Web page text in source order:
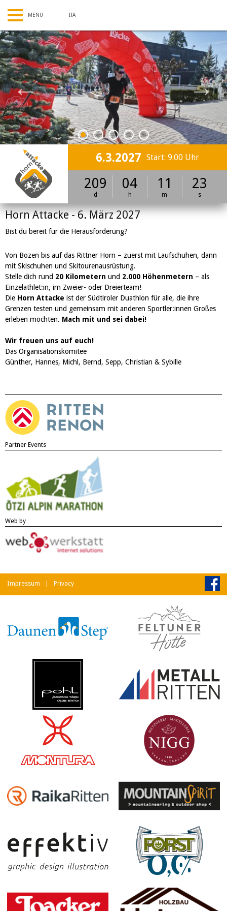
ITA
1 2 3 4 5
6.3.2027 Start: 9.00 Uhr
209
d
04
h
11
m
23
s
Horn Attacke - 6. März 2027
Bist du bereit für die Herausforderung?
Von Bozen bis auf das Rittner Horn – zuerst mit Laufschuhen, dann
mit Skischuhen und Skitourenausrüstung.
Stelle dich rund 20 Kilometern und 2.000 Höhenmetern – als
Einzelathlet:in, im Zweier- oder Dreierteam!
Die Horn Attacke ist der Südtiroler Duathlon für alle, die ihre
Grenzen testen und gemeinsam mit anderen Sportler:innen Großes
erleben möchten. Mach mit und sei dabei!
Wir freuen uns auf euch!
Das Organisationskomitee
Günther, Hannes, Michl, Bernd, Sepp, Christian & Sybille
Partner Events
Web by
Impressum Privacy